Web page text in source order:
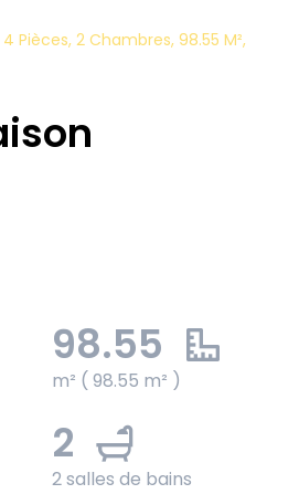
Pièces, 2 Chambres, 98.55 M²,
98.55
m² ( 98.55 m² )
2
2 salles de bains